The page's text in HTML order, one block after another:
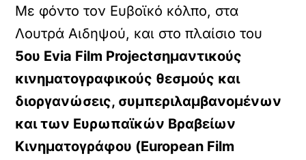
Με φόντο τον Ευβοϊκό κόλπο, στα
Λουτρά Αιδηψού, και στο πλαίσιο του
5ου Evia Film Projectσημαντικούς
κινηματογραφικούς θεσμούς και
διοργανώσεις, συμπεριλαμβανομένων
και των Ευρωπαϊκών Βραβείων
Κινηματογράφου (European Film